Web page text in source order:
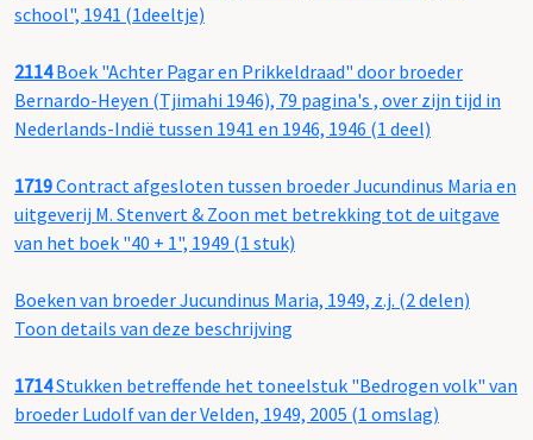
school", 1941 (1deeltje)
2114Boek "Achter Pagar en Prikkeldraad" door broeder
Bernardo-Heyen (Tjimahi 1946), 79 pagina's , over zijn tijd in
Nederlands-Indië tussen 1941 en 1946, 1946 (1 deel)
1719Contract afgesloten tussen broeder Jucundinus Maria en
uitgeverij M. Stenvert & Zoon met betrekking tot de uitgave
van het boek "40 + 1", 1949 (1 stuk)
Boeken van broeder Jucundinus Maria, 1949, z.j. (2 delen)
Toon details van deze beschrijving
1714Stukken betreffende het toneelstuk "Bedrogen volk" van
broeder Ludolf van der Velden, 1949, 2005 (1 omslag)